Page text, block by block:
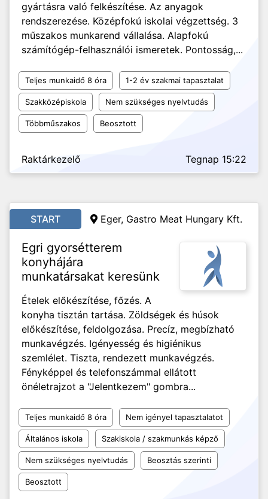
gyártásra való felkészítése. Az anyagok
rendszerezése. Középfokú iskolai végzettség. 3
műszakos munkarend vállalása. Alapfokú
számítógép-felhasználói ismeretek. Pontosság,...
Teljes munkaidő 8 óra 1-2 év szakmai tapasztalat
Szakközépiskola Nem szükséges nyelvtudás
Többműszakos Beosztott
Raktárkezelő Tegnap 15:22
START Eger, Gastro Meat Hungary Kft.
Egri gyorsétterem
konyhájára
munkatársakat keresünk
Ételek előkészítése, főzés. A
konyha tisztán tartása. Zöldségek és húsok
előkészítése, feldolgozása. Precíz, megbízható
munkavégzés. Igényesség és higiénikus
szemlélet. Tiszta, rendezett munkavégzés.
Fényképpel és telefonszámmal ellátott
önéletrajzot a "Jelentkezem" gombra...
Teljes munkaidő 8 óra Nem igényel tapasztalatot
Általános iskola Szakiskola / szakmunkás képző
Nem szükséges nyelvtudás Beosztás szerinti
Beosztott